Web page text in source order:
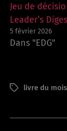
Jeu de
Leader’s
5 février 2026
Dans "EDG"
Étiquettes
livre du mois